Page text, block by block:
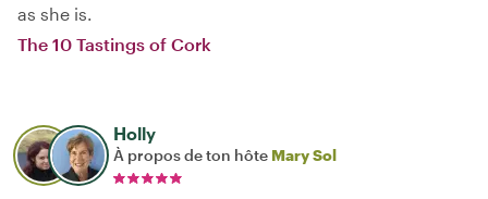
as she is.
The 10 Tastings of Cork
Holly
À propos de ton hôte Mary Sol